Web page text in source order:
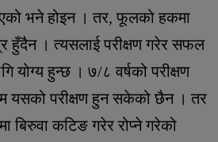
भने होइन । तर, फूलको हकमा
हुँदैन । त्यसलाई परीक्षण गरेर सफल
योग्य हुन्छ । ७/८ वर्षको परीक्षण
यसको परीक्षण हुन सकेको छैन । तर
बिरुवा कटिङ गरेर रोप्ने गरेको